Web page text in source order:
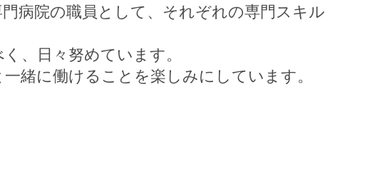
病院の職員として、それぞれの専門スキル
、日々努めています。
緒に働けることを楽しみにしています。